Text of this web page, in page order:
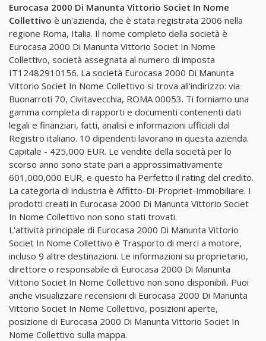
Eurocasa 2000 Di Manunta Vittorio Societ In Nome
Collettivo è un'azienda, che è stata registrata 2006 nella
regione Roma, Italia. Il nome completo della società è
Eurocasa 2000 Di Manunta Vittorio Societ In Nome
Collettivo, società assegnata al numero di imposta
IT12482910156. La società Eurocasa 2000 Di Manunta
Vittorio Societ In Nome Collettivo si trova all'indirizzo: via
Buonarroti 70, Civitavecchia, ROMA 00053. Ti forniamo una
gamma completa di rapporti e documenti contenenti dati
legali e finanziari, fatti, analisi e informazioni ufficiali dal
Registro italiano. 10 dipendenti lavorano in questa azienda.
Capitale - 425,000 EUR. Le vendite della società per lo
scorso anno sono state pari a approssimativamente
601,000,000 EUR, e questo ha Perfetto il rating del credito.
La categoria di industria è Affitto-Di-Propriet-Immobiliare. I
prodotti creati in Eurocasa 2000 Di Manunta Vittorio Societ
In Nome Collettivo non sono stati trovati.
L'attività principale di Eurocasa 2000 Di Manunta Vittorio
Societ In Nome Collettivo è Trasporto di merci a motore,
incluso 9 altre destinazioni. Le informazioni su proprietario,
direttore o responsabile di Eurocasa 2000 Di Manunta
Vittorio Societ In Nome Collettivo non sono disponibili. Puoi
anche visualizzare recensioni di Eurocasa 2000 Di Manunta
Vittorio Societ In Nome Collettivo, posizioni aperte,
posizione di Eurocasa 2000 Di Manunta Vittorio Societ In
Nome Collettivo sulla mappa.